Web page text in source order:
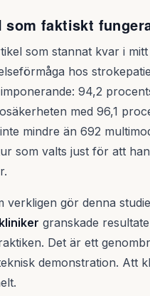
som faktiskt
som stannat kvar i
hos
94,2
med 96,1
mindre än 692
som valts just för att
verkligen gör denna
granskade
Det är ett
demonstration. Att